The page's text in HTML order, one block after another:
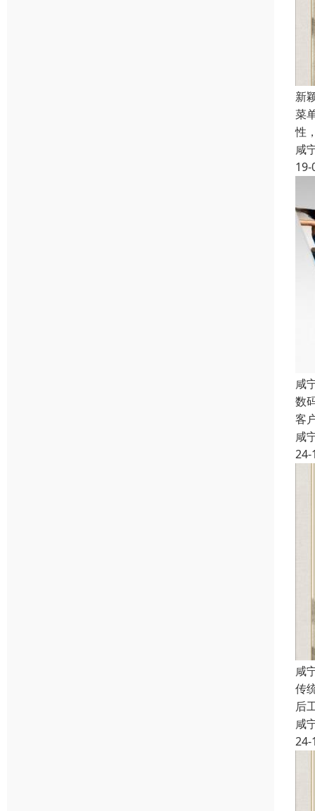
新
菜
性
咸
19-
咸
数
客
咸
24-
咸
传
后
咸
24-